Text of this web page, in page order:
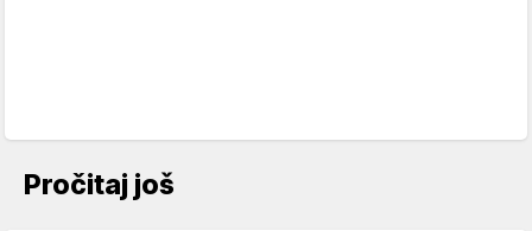
Pročitaj još